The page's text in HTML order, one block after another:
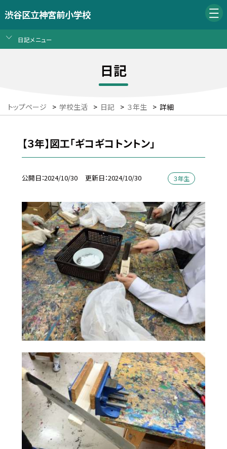
渋谷区立神宮前小学校
日記メニュー
日記
トップページ > 学校生活 > 日記 > ３年生 > 詳細
【３年】図工「ギコギコトントン」
公開日 2024/10/30 更新日 2024/10/30 ３年生